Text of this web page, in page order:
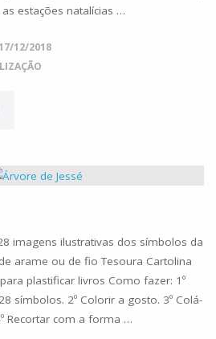
estações natalícias …
17/12/2018
imagens ilustrativas dos símbolos da
arame ou de fio Tesoura Cartolina
plastificar livros Como fazer: 1º
símbolos. 2º Colorir a gosto. 3º Colá-
Recortar com a forma …